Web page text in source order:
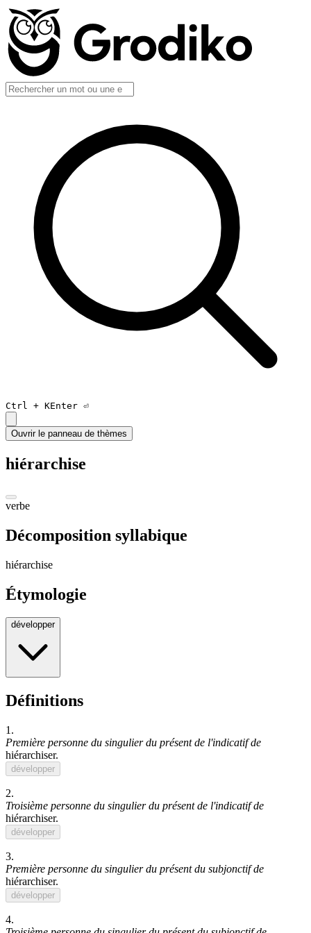
Ctrl + KEnter ⏎
Ouvrir le panneau de thèmes
hiérarchise
verbe
Décomposition syllabique
hiérarchise
Étymologie
développer
Définitions
1.
Première personne du singulier du présent de l'indicatif de
hiérarchiser.
développer
2.
Troisième personne du singulier du présent de l'indicatif de
hiérarchiser.
développer
3.
Première personne du singulier du présent du subjonctif de
hiérarchiser.
développer
4.